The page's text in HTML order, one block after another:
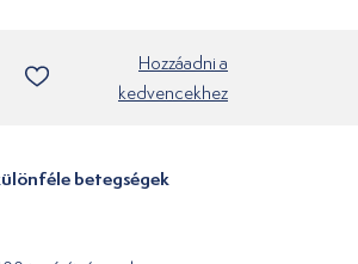
Hozzáadni a
kedvencekhez
betegségek